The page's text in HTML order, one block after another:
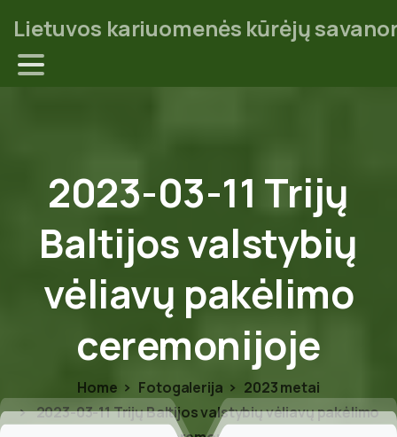
Lietuvos kariuomenės kūrėjų
2023-03-11 Trijų
Baltijosvalstybių
vėliavų pakėlimo
ceremonijoje
Home Fotogalerija
2023 metai
2023-03-11 Trijų Baltijos valstybių vėliavų pakėlimo